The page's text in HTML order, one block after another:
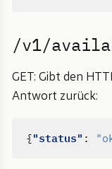
/v1/
GET: Gibt den
Antwort zurück:
{"status" :